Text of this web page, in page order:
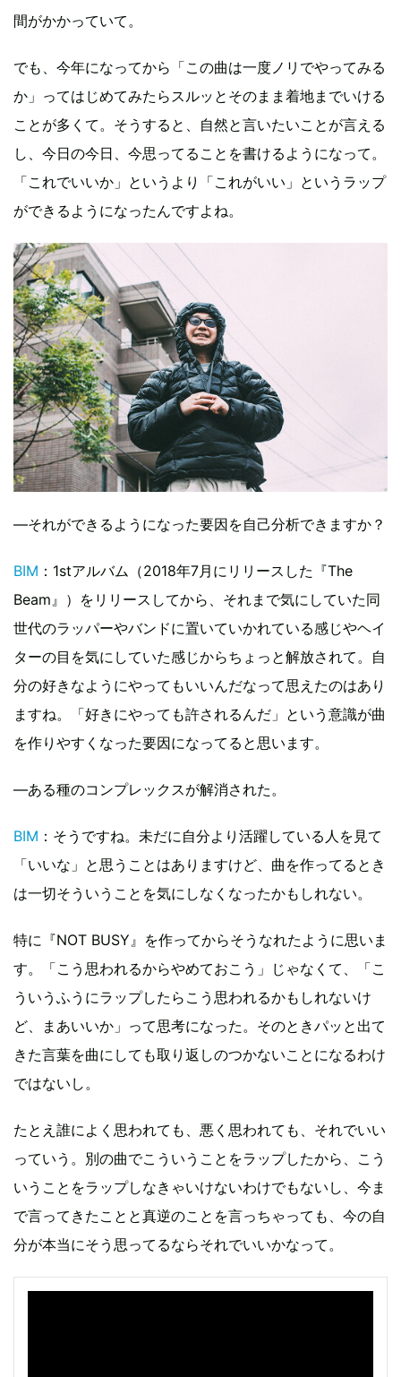
間がかかっていて。
でも、今年になってから「この曲は一度ノリでやってみる
か」ってはじめてみたらスルッとそのまま着地までいける
ことが多くて。そうすると、自然と言いたいことが言える
し、今日の今日、今思ってることを書けるようになって。
「これでいいか」というより「これがいい」というラップ
ができるようになったんですよね。
―それができるようになった要因を自己分析できますか？
BIM ：1stアルバム（2018年7月にリリースした『The
Beam』）をリリースしてから、それまで気にしていた同
世代のラッパーやバンドに置いていかれている感じやヘイ
ターの目を気にしていた感じからちょっと解放されて。自
分の好きなようにやってもいいんだなって思えたのはあり
ますね。「好きにやっても許されるんだ」という意識が曲
を作りやすくなった要因になってると思います。
―ある種のコンプレックスが解消された。
BIM ：そうですね。未だに自分より活躍している人を見て
「いいな」と思うことはありますけど、曲を作ってるとき
は一切そういうことを気にしなくなったかもしれない。
特に『NOT BUSY』を作ってからそうなれたように思いま
す。「こう思われるからやめておこう」じゃなくて、「こ
ういうふうにラップしたらこう思われるかもしれないけ
ど、まあいいか」って思考になった。そのときパッと出て
きた言葉を曲にしても取り返しのつかないことになるわけ
ではないし。
たとえ誰によく思われても、悪く思われても、それでいい
っていう。別の曲でこういうことをラップしたから、こう
いうことをラップしなきゃいけないわけでもないし、今ま
で言ってきたことと真逆のことを言っちゃっても、今の自
分が本当にそう思ってるならそれでいいかなって。